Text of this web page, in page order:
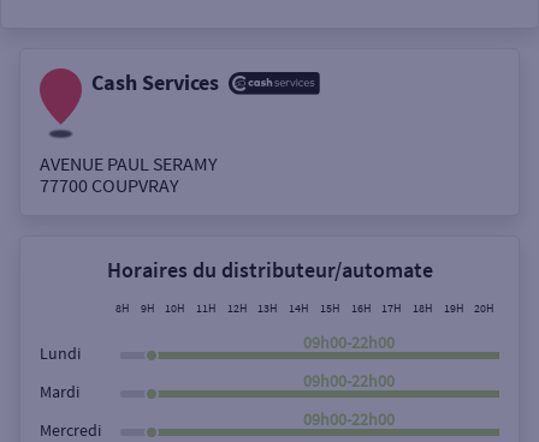
Autour de moi
Rue
Rechercher
Cash Services
AVENUE PAUL SERAMY
77700 COUPVRAY
Horaires du distributeur/automate
8H 9H 10H 11H 12H 13H 14H 15H 16H 17H 18H 19H 20H
Lundi
09h00-22h00
Mardi
09h00-22h00
Mercredi
09h00-22h00